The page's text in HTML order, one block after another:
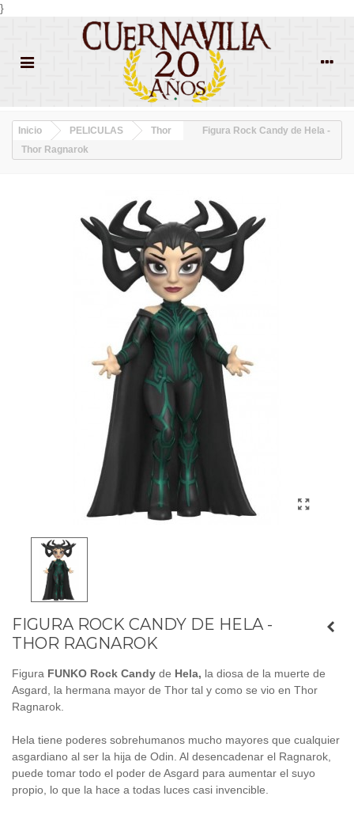
}
Inicio PELICULAS Thor
Figura Rock Candy de Hela -
Thor Ragnarok
FIGURA ROCK CANDY DE HELA -
THOR RAGNAROK
Figura FUNKO Rock Candy de Hela, la diosa de la muerte de
Asgard, la hermana mayor de Thor tal y como se vio en Thor
Ragnarok.
Hela tiene poderes sobrehumanos mucho mayores que cualquier
asgardiano al ser la hija de Odin. Al desencadenar el Ragnarok,
puede tomar todo el poder de Asgard para aumentar el suyo
propio, lo que la hace a todas luces casi invencible.